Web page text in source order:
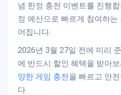
념 한정 충전 이벤트를 진행
정 예산으로 빠르게 참여하
어집니다.
2026년 3월 27일 전에 미리
에 반드시 할인 혜택을 받아보
양한 게임 충전을 빠르고 안
다.